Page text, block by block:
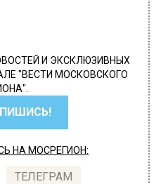
И ЭКСКЛЮЗИВНЫХ
"ВЕСТИ МОСКОВСКОГО
НА МОСРЕГИОН:
ТЕЛЕГРАМ